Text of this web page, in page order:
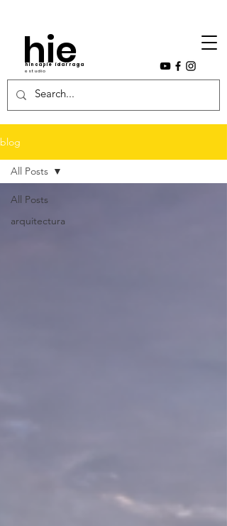
hincapie idarraga
estudio
hie
blog
All Posts
arquitectura
All Posts